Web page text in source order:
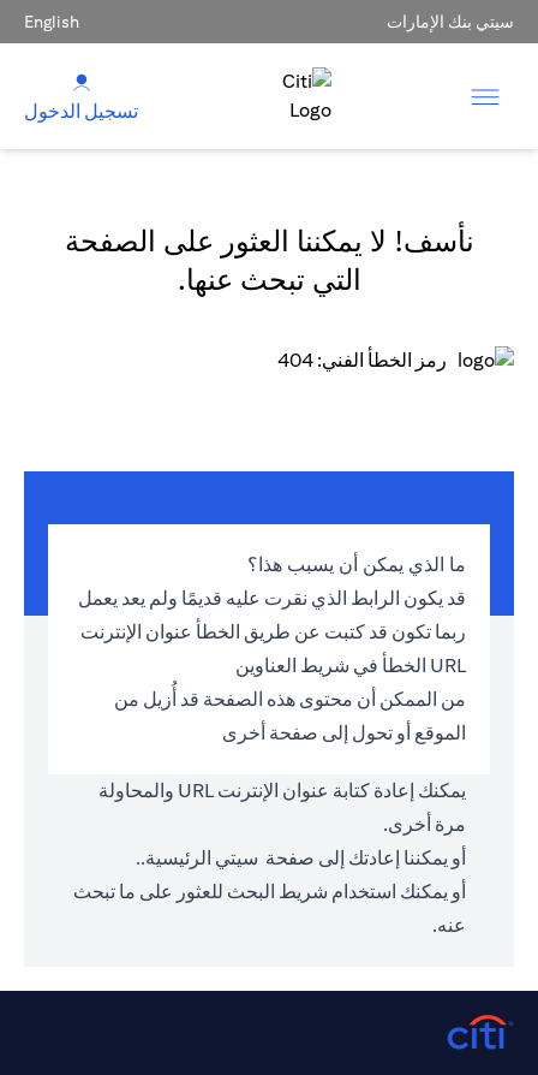
سيتي بنك الإمارات English
تسجيل الدخول
نأسف! لا يمكننا العثور على الصفحة
التي تبحث عنها.
رمز الخطأ الفني: 404
ما الذي يمكن أن يسبب هذا؟
قد يكون الرابط الذي نقرت عليه قديمًا ولم يعد يعمل
ربما تكون قد كتبت عن طريق الخطأ عنوان الإنترنت
URL الخطأ في شريط العناوين
من الممكن أن محتوى هذه الصفحة قد أُزيل من
الموقع أو تحول إلى صفحة أخرى
يمكنك إعادة كتابة عنوان الإنترنت URL والمحاولة
مرة أخرى.
أو يمكننا إعادتك إلى صفحة سيتي الرئيسية..
أو يمكنك استخدام شريط البحث للعثور على ما تبحث
عنه.